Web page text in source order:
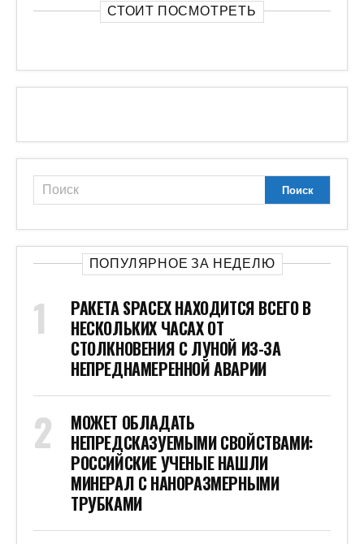
СТОИТ ПОСМОТРЕТЬ
ПОПУЛЯРНОЕ ЗА НЕДЕЛЮ
РАКЕТА SPACEX НАХОДИТСЯ ВСЕГО В
НЕСКОЛЬКИХ ЧАСАХ ОТ
СТОЛКНОВЕНИЯ С ЛУНОЙ ИЗ-ЗА
НЕПРЕДНАМЕРЕННОЙ АВАРИИ
МОЖЕТ ОБЛАДАТЬ
НЕПРЕДСКАЗУЕМЫМИ СВОЙСТВАМИ:
РОССИЙСКИЕ УЧЕНЫЕ НАШЛИ
МИНЕРАЛ С НАНОРАЗМЕРНЫМИ
ТРУБКАМИ